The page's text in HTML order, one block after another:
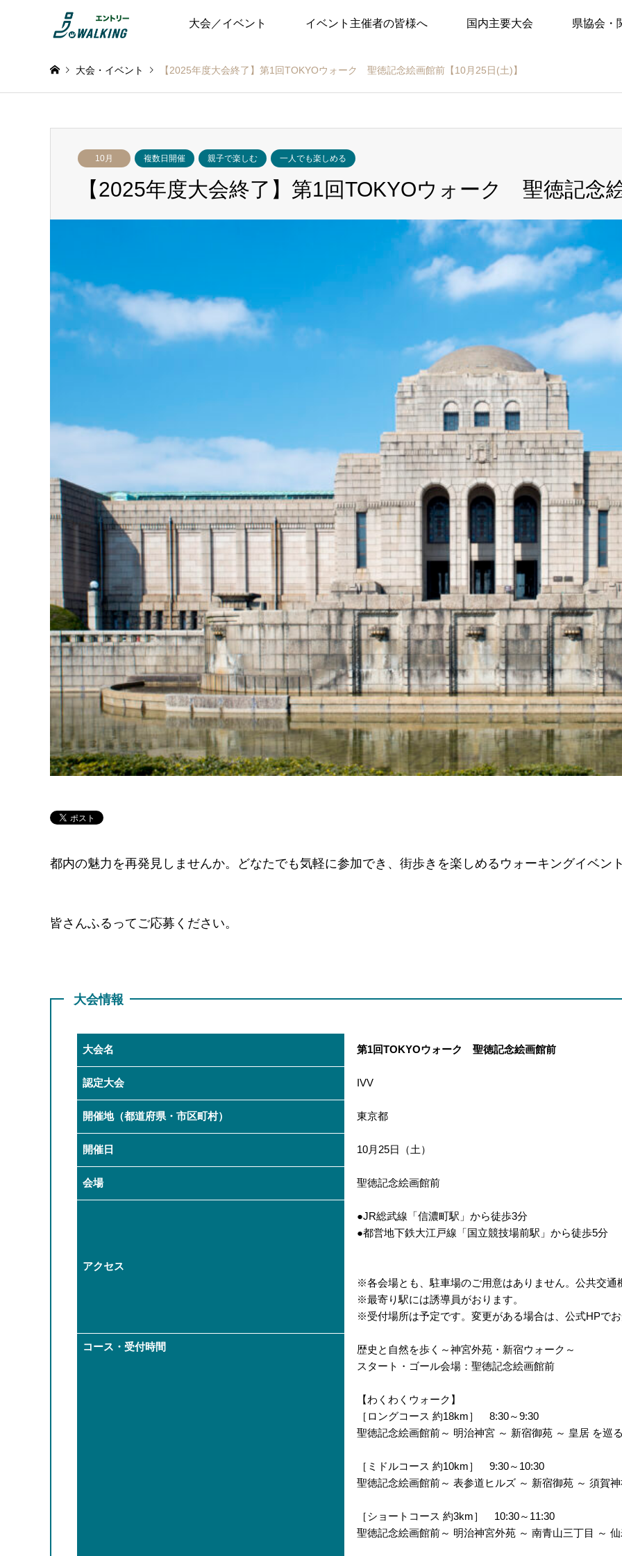
大会／イベント イベント主催者の皆様へ 国内主要大会 県協会・
大会・イベント 【2025年度大会終了】第1回TOKYOウォーク 聖徳記念絵画館前【10月25日(土)】
10月 複数日開催 親子で楽しむ 一人でも楽しめる
【2025年度大会終了】第1回TOKYOウォーク 聖徳記念
都内の魅力を再発見しませんか。どなたでも気軽に参加でき、街歩きを楽しめるウォーキングイベン
皆さんふるってご応募ください。
大会情報
大会名 第1回TOKYOウォーク 聖徳記念絵画館前
認定大会 IVV
開催地（都道府県・市区町村） 東京都
開催日 10月25日（土）
会場 聖徳記念絵画館前
アクセス
●JR総武線「信濃町駅」から徒歩3分
●都営地下鉄大江戸線「国立競技場前駅」から徒歩5分
※各会場とも、駐車場のご用意はありません。公共交
※最寄り駅には誘導員がおります。
※受付場所は予定です。変更がある場合は、公式HPで
コース・受付時間
歴史と自然を歩く～神宮外苑・新宿ウォーク～
スタート・ゴール会場：聖徳記念絵画館前
【わくわくウォーク】
［ロングコース 約18km］ 8:30～9:30
聖徳記念絵画館前～ 明治神宮 ～ 新宿御苑 ～ 皇居 を巡
［ミドルコース 約10km］ 9:30～10:30
聖徳記念絵画館前～ 表参道ヒルズ ～ 新宿御苑 ～ 須賀
［ショートコース 約3km］ 10:30～11:30
聖徳記念絵画館前～ 明治神宮外苑 ～ 南青山三丁目 ～